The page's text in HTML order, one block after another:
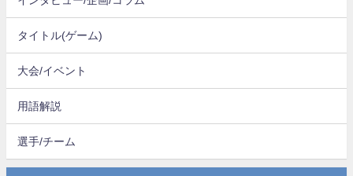
タイトル(ゲーム)
大会/イベント
用語解説
選手/チーム